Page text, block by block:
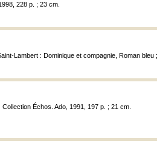
228 p. ; 23 cm.
Lambert : Dominique et compagnie, Roman bleu
Échos. Ado, 1991, 197 p. ; 21 cm.